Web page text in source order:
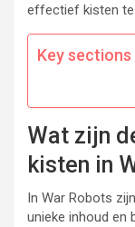
effectief kisten te
Key
Wat zijn
kisten in
In War Robots
unieke inhoud en